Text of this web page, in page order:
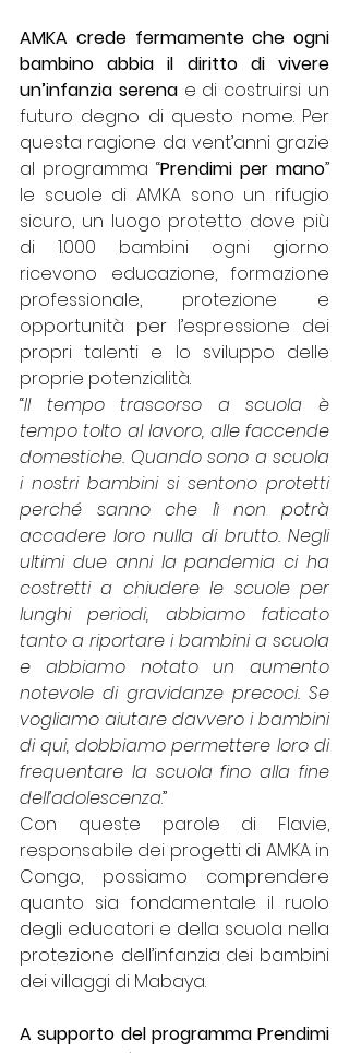
AMKA crede fermamente che ogni
bambino abbia il diritto di vivere
un’infanzia serena e di costruirsi un
futuro degno di questo nome. Per
questa ragione da vent’anni grazie
al programma “Prendimi per mano”
le scuole di AMKA sono un rifugio
sicuro, un luogo protetto dove più
di 1.000 bambini ogni giorno
ricevono educazione, formazione
professionale, protezione e
opportunità per l’espressione dei
propri talenti e lo sviluppo delle
proprie potenzialità.
“Il tempo trascorso a scuola è
tempo tolto al lavoro, alle faccende
domestiche. Quando sono a scuola
i nostri bambini si sentono protetti
perché sanno che lì non potrà
accadere loro nulla di brutto. Negli
ultimi due anni la pandemia ci ha
costretti a chiudere le scuole per
lunghi periodi, abbiamo faticato
tanto a riportare i bambini a scuola
e abbiamo notato un aumento
notevole di gravidanze precoci. Se
vogliamo aiutare davvero i bambini
di qui, dobbiamo permettere loro di
frequentare la scuola fino alla fine
dell’adolescenza.”
Con queste parole di Flavie,
responsabile dei progetti di AMKA in
Congo, possiamo comprendere
quanto sia fondamentale il ruolo
degli educatori e della scuola nella
protezione dell’infanzia dei bambini
dei villaggi di Mabaya.
A supporto del programma Prendimi